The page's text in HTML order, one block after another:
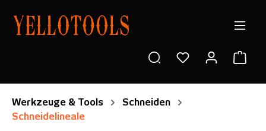
springen
Werkzeuge & Tools
Schneiden
Schneidelineale